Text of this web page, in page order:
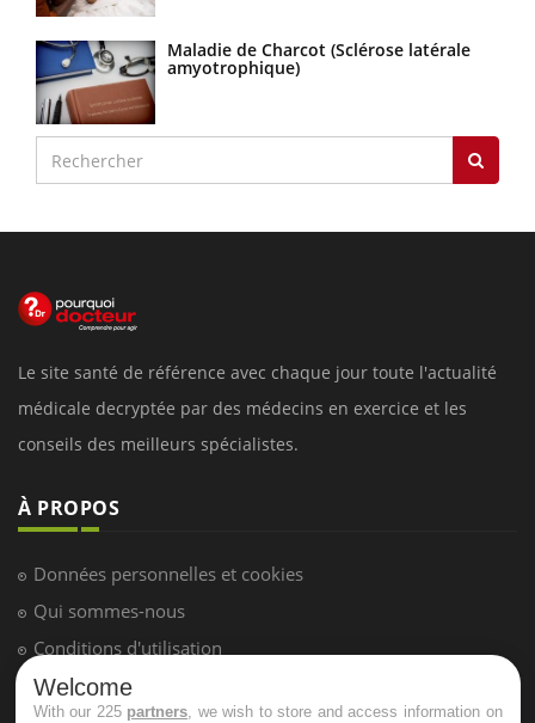
Maladie de Charcot (Sclérose latérale
amyotrophique)
Le site santé de référence avec chaque jour toute l'actualité
médicale decryptée par des médecins en exercice et les
conseils des meilleurs spécialistes.
À PROPOS
Données personnelles et cookies
Qui sommes-nous
Conditions d'utilisation
Plan du site
Welcome
With our 225 partners , we wish to store and access information on